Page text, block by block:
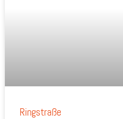
Ringstraße